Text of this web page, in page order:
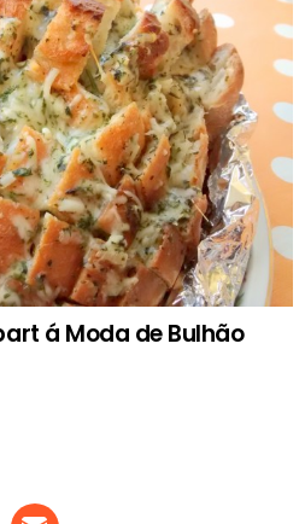
á Moda de Bulhão